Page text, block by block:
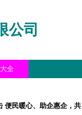
公司
全
便民暖心、助企惠企，共